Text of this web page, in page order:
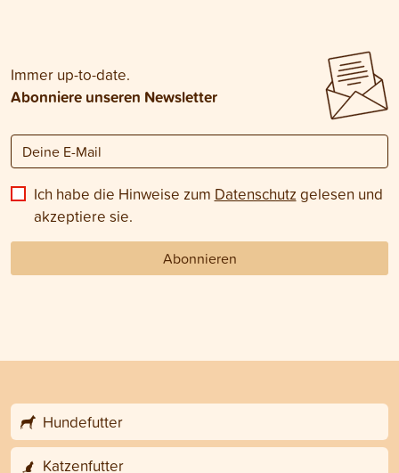
Immer up-to-date.
Abonniere unseren Newsletter
Ich habe die Hinweise zum Datenschutz gelesen und
akzeptiere sie.
Abonnieren
Hundefutter
Katzenfutter